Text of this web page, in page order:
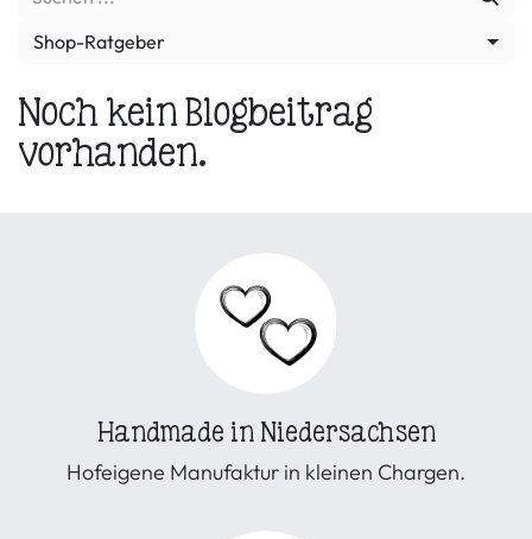
Shop-Ratgeber
Noch kein Blogbeitrag
vorhanden.
Handmade in Niedersachsen
Hofeigene Manufaktur in kleinen Chargen.